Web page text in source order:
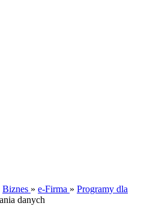
Biznes » e-Firma » Programy dla
danych